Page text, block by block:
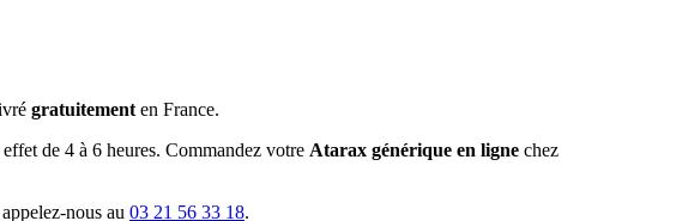
gratuitement en France.
de 4 à 6 heures. Commandez votre Atarax générique en ligne chez
nous au 03 21 56 33 18.